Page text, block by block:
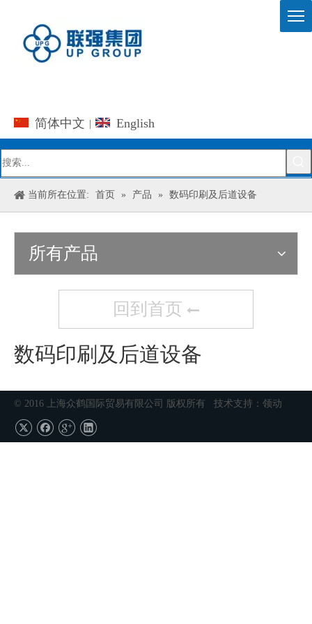
简体中文 | English
当前所在位置: 首页 » 产品 » 数码印刷及后道设备
所有产品
回到首页
数码印刷及后道设备
© 2016 上海众鹤国际贸易有限公司 版权所有 技术支持： 领动